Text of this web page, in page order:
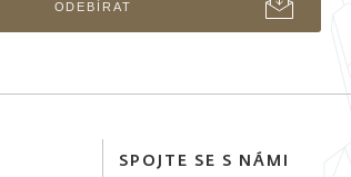
ODEBÍRAT
SPOJTE SE S NÁMI